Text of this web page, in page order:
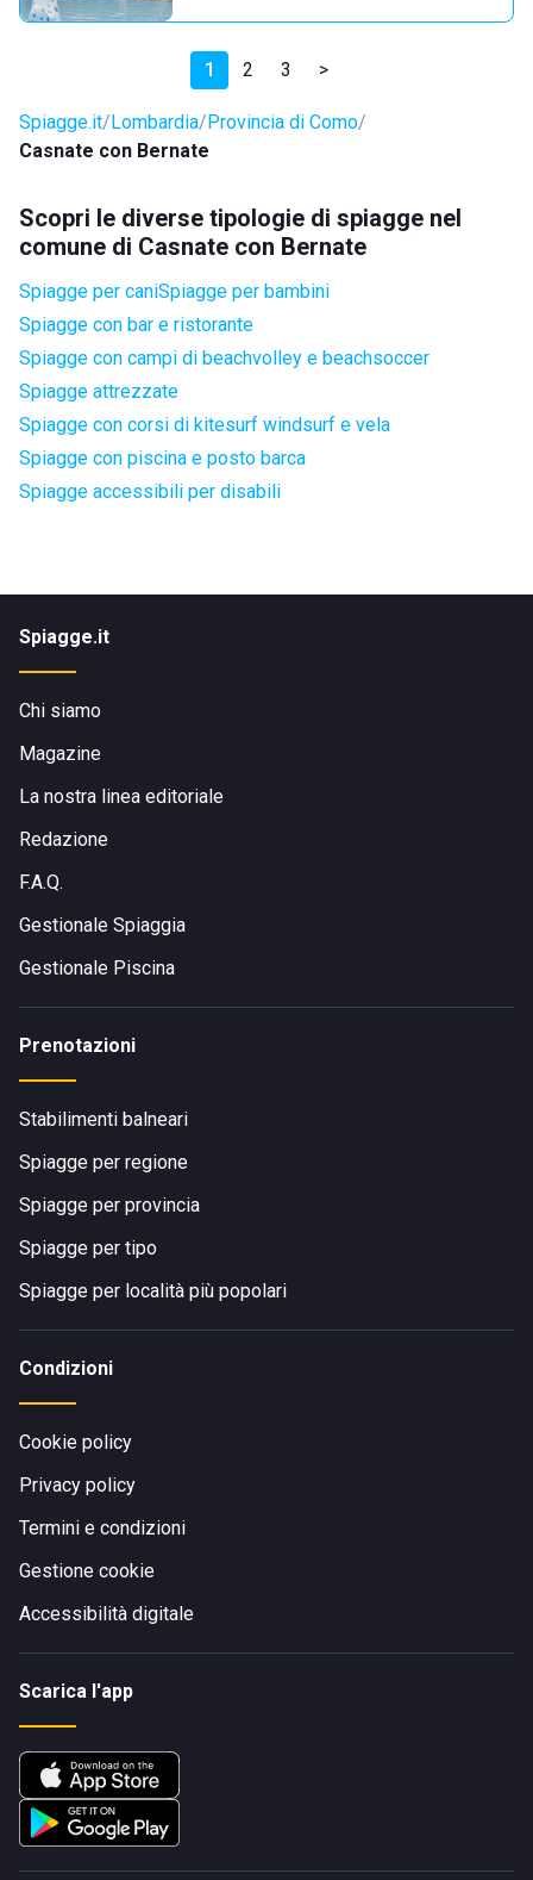
1 2 3 >
Spiagge.it Lombardia Provincia di Como
Casnate con Bernate
Scopri le diverse tipologie di spiagge nel
comune di Casnate con Bernate
Spiagge per caniSpiagge per bambini
Spiagge con bar e ristorante
Spiagge con campi di beachvolley e beachsoccer
Spiagge attrezzate
Spiagge con corsi di kitesurf windsurf e vela
Spiagge con piscina e posto barca
Spiagge accessibili per disabili
Spiagge.it
Chi siamo
Magazine
La nostra linea editoriale
Redazione
F.A.Q.
Gestionale Spiaggia
Gestionale Piscina
Prenotazioni
Stabilimenti balneari
Spiagge per regione
Spiagge per provincia
Spiagge per tipo
Spiagge per località più popolari
Condizioni
Cookie policy
Privacy policy
Termini e condizioni
Gestione cookie
Accessibilità digitale
Scarica l'app